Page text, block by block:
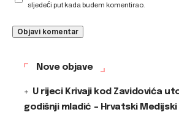
sljedeći put kada budem komentirao.
Nove objave
U rijeci Krivaji kod Zavidovića
godišnji mladić – Hrvatski Medijski